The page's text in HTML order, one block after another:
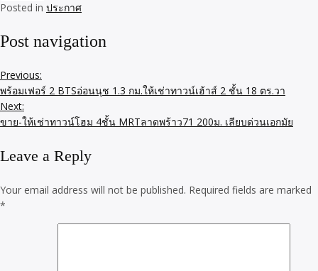
Posted in ประกาศ
Post navigation
Previous:
พร้อมเฟอร์ 2 BTSอ่อนนุช 1.3 กม.ให้เช่าทาวน์เฮ้าส์ 2 ชั้น 18 ตร.วา
Next:
ขาย-ให้เช่าทาวน์​โฮม 4ชั้น MRTลาดพร้าว71 200ม. เลียบด่วนเอกมัย
Leave a Reply
Your email address will not be published. Required fields are marked
*